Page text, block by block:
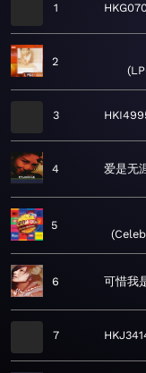
1
2
3
4 爱是无
5
6 可惜我
7